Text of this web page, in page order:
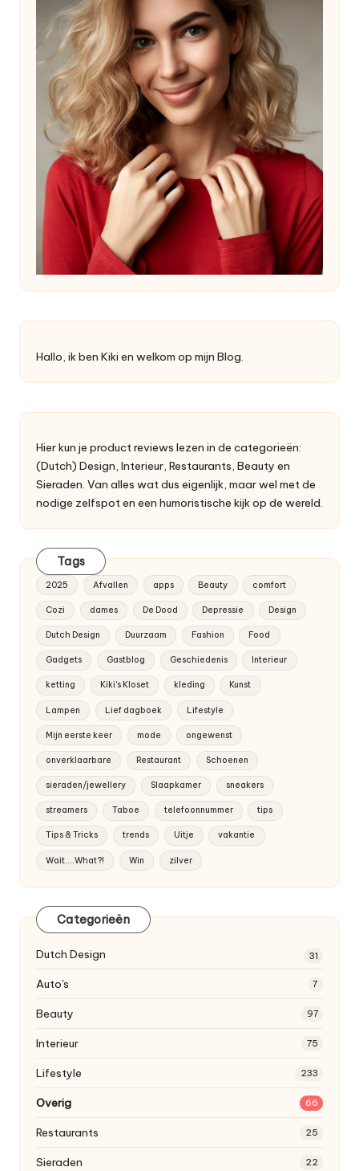
Hallo, ik ben Kiki en welkom op mijn Blog.
Hier kun je product reviews lezen in de categorieën:
(Dutch) Design, Interieur, Restaurants, Beauty en
Sieraden. Van alles wat dus eigenlijk, maar wel met de
nodige zelfspot en een humoristische kijk op de wereld.
Tags
2025 Afvallen apps Beauty comfort
Cozi dames De Dood Depressie Design
Dutch Design Duurzaam Fashion Food
Gadgets Gastblog Geschiedenis Interieur
ketting Kiki's Kloset kleding Kunst
Lampen Lief dagboek Lifestyle
Mijn eerste keer mode ongewenst
onverklaarbare Restaurant Schoenen
sieraden/jewellery Slaapkamer sneakers
streamers Taboe telefoonnummer tips
Tips & Tricks trends Uitje vakantie
Wait....What?! Win zilver
Categorieën
Dutch Design 31
Auto's 7
Beauty 97
Interieur 75
Lifestyle 233
Overig 66
Restaurants 25
Sieraden 22